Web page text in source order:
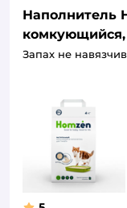
Наполнитель
Запах не